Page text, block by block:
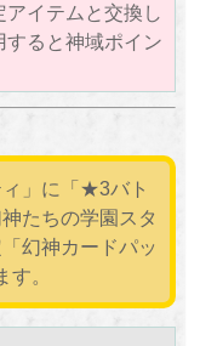
アイテムと交換し
すると神域ポイン
」に「★3バト
たちの学園スタ
幻神カードパッ
。